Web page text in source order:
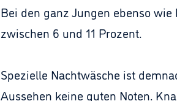
Bei den ganz Jungen ebenso
zwischen 6 und 11 Prozent.
Spezielle Nachtwäsche ist
Aussehen keine guten Noten.